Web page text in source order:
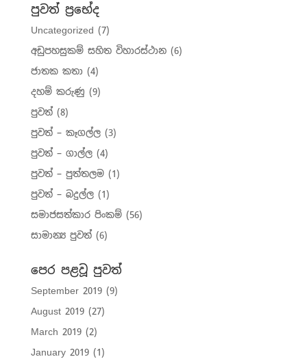
පුවත් ප්‍රභේද
Uncategorized (7)
අඩුපහසුකම් සහිත විහාරස්ථාන(6)
ජාතක කතා (4)
දහම් කරුණු (9)
පුවත්(8)
පුවත් – කෑගල්ල(3)
පුවත් – ගාල්ල(4)
පුවත් – පුත්තලම(1)
පුවත් – බදුල්ල(1)
සමාජසත්කාර පිංකම්(56)
සාමාන්‍ය පුවත්(6)
පෙර පළවූ පුවත්
September 2019(9)
August 2019(27)
March 2019(2)
January 2019(1)